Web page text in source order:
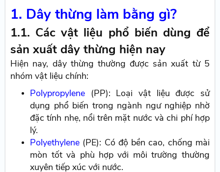
1. Dây thừng làm bằng gì?
1.1. Các vật liệu phổ biến dùng để
sản xuất dây thừng hiện nay
Hiện nay, dây thừng thường được sản xuất từ 5
nhóm vật liệu chính:
Polypropylene (PP): Loại vật liệu được sử
dụng phổ biến trong ngành ngư nghiệp nhờ
đặc tính nhẹ, nổi trên mặt nước và chi phí hợp
lý.
Polyethylene (PE): Có độ bền cao, chống mài
mòn tốt và phù hợp với môi trường thường
xuyên tiếp xúc với nước.